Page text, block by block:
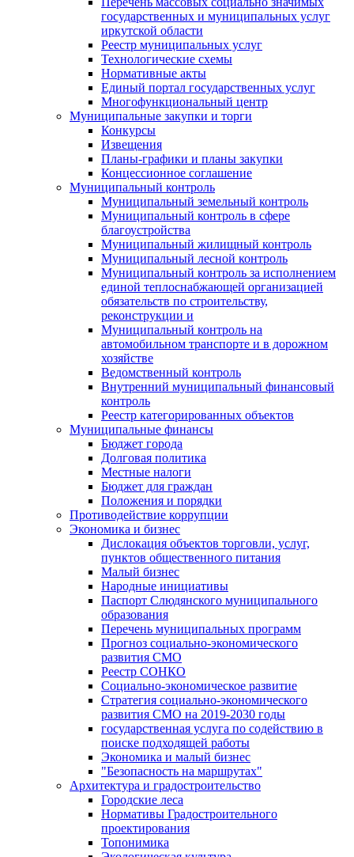
государственных и муниципальных услуг
иркутской области
Реестр муниципальных услуг
Технологические схемы
Нормативные акты
Единый портал государственных услуг
Многофункциональный центр
Муниципальные закупки и торги
Конкурсы
Извещения
Планы-графики и планы закупки
Концессионное соглашение
Муниципальный контроль
Муниципальный земельный контроль
Муниципальный контроль в сфере
благоустройства
Муниципальный жилищный контроль
Муниципальный лесной контроль
Муниципальный контроль за исполнением
единой теплоснабжающей организацией
обязательств по строительству,
реконструкции и
Муниципальный контроль на
автомобильном транспорте и в дорожном
хозяйстве
Ведомственный контроль
Внутренний муниципальный финансовый
контроль
Реестр категорированных объектов
Муниципальные финансы
Бюджет города
Долговая политика
Местные налоги
Бюджет для граждан
Положения и порядки
Противодействие коррупции
Экономика и бизнес
Дислокация объектов торговли, услуг,
пунктов общественного питания
Малый бизнес
Народные инициативы
Паспорт Слюдянского муниципального
образования
Перечень муниципальных программ
Прогноз социально-экономического
развития СМО
Реестр СОНКО
Социально-экономическое развитие
Стратегия социально-экономического
развития СМО на 2019-2030 годы
государственная услуга по содействию в
поиске подходящей работы
Экономика и малый бизнес
"Безопасность на маршрутах"
Архитектура и градостроительство
Городские леса
Нормативы Градостроительного
проектирования
Топонимика